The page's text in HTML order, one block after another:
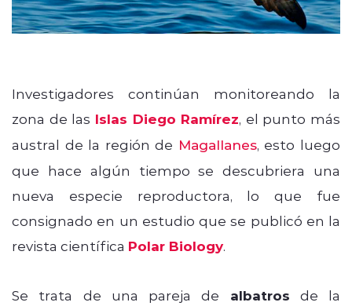
Investigadores continúan monitoreando la
zona de las Islas Diego Ramírez, el punto más
austral de la región de Magallanes, esto luego
que hace algún tiempo se descubriera una
nueva especie reproductora, lo que fue
consignado en un estudio que se publicó en la
revista científica Polar Biology.
Se trata de una pareja de albatros de la